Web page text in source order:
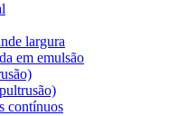
largura
em emulsão
contínuos